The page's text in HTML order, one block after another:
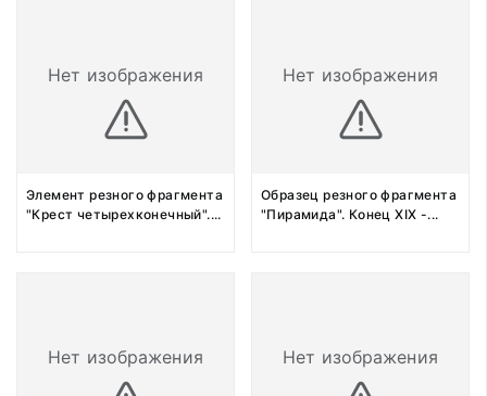
Нет изображения
Элемент резного фрагмента
"Крест четырехконечный"....
Нет изображения
Образец резного фрагмента
"Пирамида". Конец XIX -...
Нет изображения Нет изображения